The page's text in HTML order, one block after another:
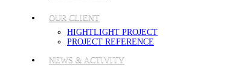
OUR CLIENT
HIGHTLIGHT PROJECT
PROJECT REFERENCE
NEWS & ACTIVITY